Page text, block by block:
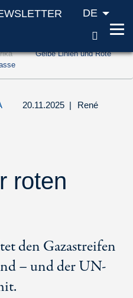
(Accesskey '1')
'2')
DE
Gelbe Linien und Rote
20.11.2025 |
René
roten
den Gazastreifen
– und der UN-